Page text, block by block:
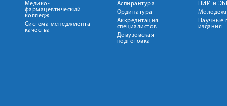
Медико-
фармацевтический
колледж
Система менеджмента
качества
Аспирантура
Ординатура
Аккредитация
специалистов
Довузовская
подготовка
НИИ и
Научные
издания